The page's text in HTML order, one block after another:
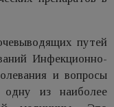
путей
Инфекционно-
и вопросы
одну из наиболее